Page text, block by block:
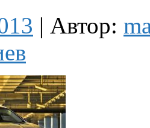
| Автор: